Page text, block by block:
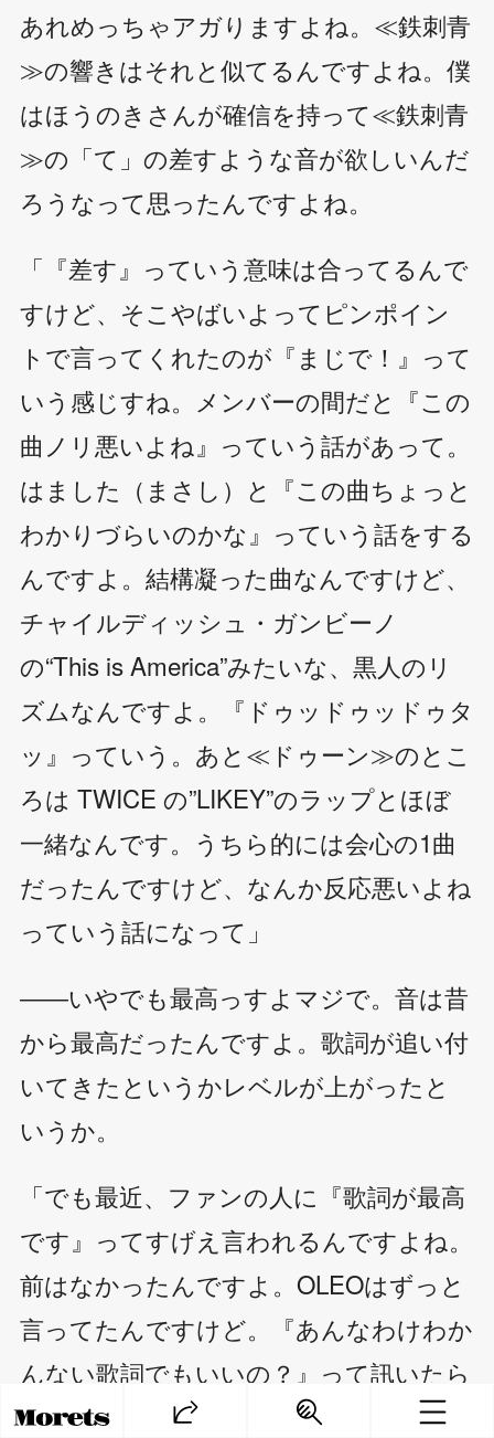
あれめっちゃアガりますよね。≪鉄刺青
≫の響きはそれと似てるんですよね。僕
はほうのきさんが確信を持って≪鉄刺青
≫の「て」の差すような音が欲しいんだ
ろうなって思ったんですよね。
「『差す』っていう意味は合ってるんで
すけど、そこやばいよってピンポイン
トで言ってくれたのが『まじで！』って
いう感じすね。メンバーの間だと『この
曲ノリ悪いよね』っていう話があって。
はました（まさし）と『この曲ちょっと
わかりづらいのかな』っていう話をする
んですよ。結構凝った曲なんですけど、
チャイルディッシュ・ガンビーノ
の“This is America”みたいな、黒人のリ
ズムなんですよ。『ドゥッドゥッドゥタ
ッ』っていう。あと≪ドゥーン≫のとこ
ろは TWICE の”LIKEY”のラップとほぼ
一緒なんです。うちら的には会心の1曲
だったんですけど、なんか反応悪いよね
っていう話になって」
――いやでも最高っすよマジで。音は昔
から最高だったんですよ。歌詞が追い付
いてきたというかレベルが上がったと
いうか。
「でも最近、ファンの人に『歌詞が最高
です』ってすげえ言われるんですよね。
前はなかったんですよ。OLEOはずっと
言ってたんですけど。『あんなわけわか
んない歌詞でもいいの？』って訊いたら
『それがいいんですよ』くらいに言うん